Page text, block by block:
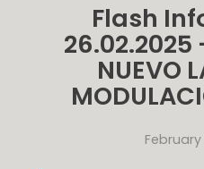
Flash
26.02.2025
NUEVO
February